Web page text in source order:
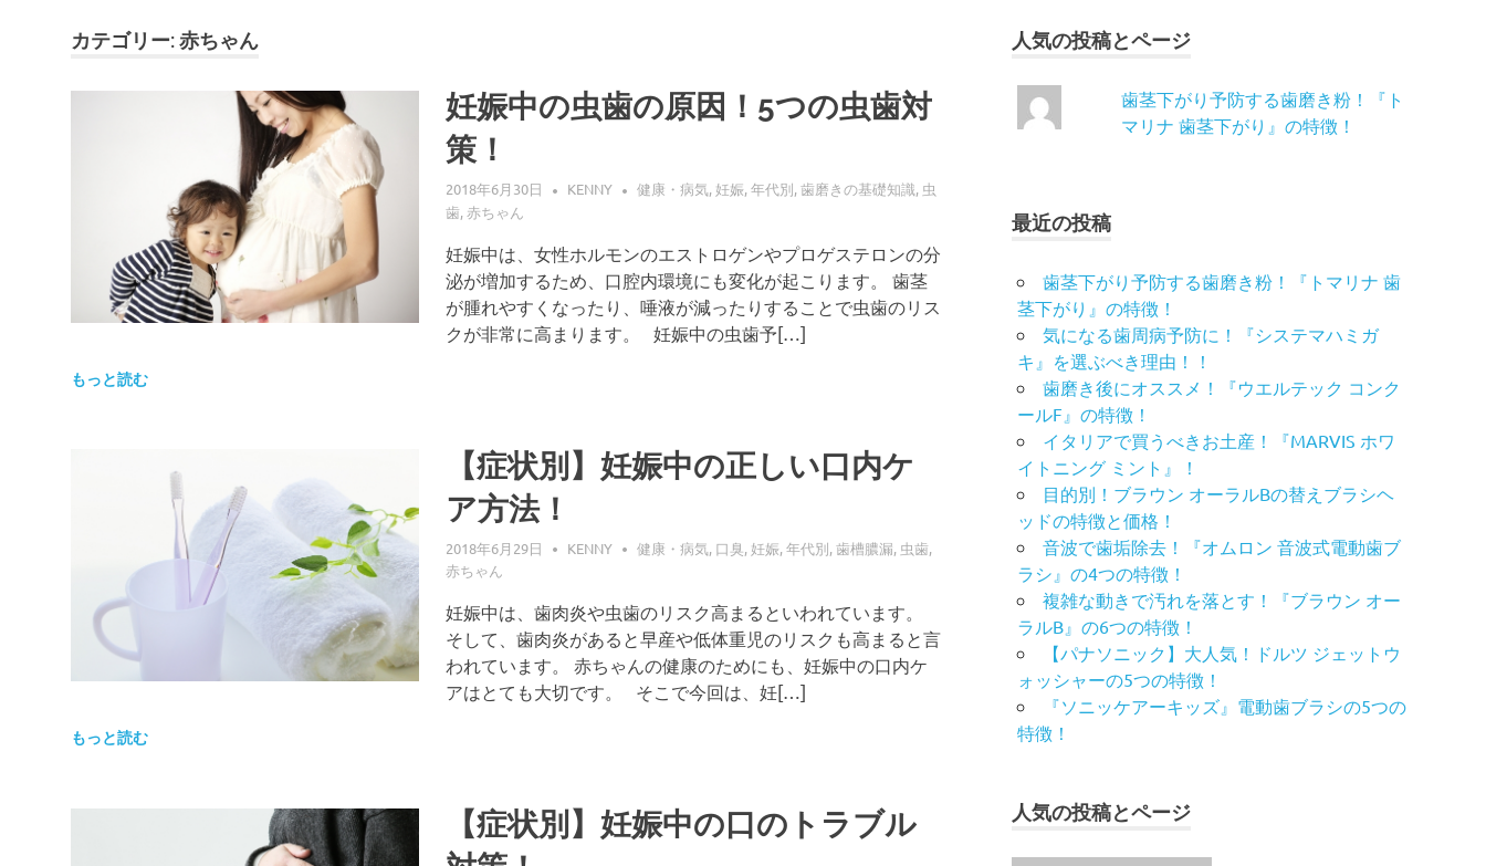
カテゴリー: 赤ちゃん
妊娠中の虫歯の原因！5つの虫歯対
策！
2018年6月30日 KENNY 健康・病気, 妊娠,年代別,歯磨きの基礎知識, 虫
歯,赤ちゃん
妊娠中は、女性ホルモンのエストロゲンやプロゲステロンの分
泌が増加するため、口腔内環境にも変化が起こります。 歯茎
が腫れやすくなったり、唾液が減ったりすることで虫歯のリス
クが非常に高まります。 妊娠中の虫歯予[…]
もっと読む
【症状別】妊娠中の正しい口内ケ
ア方法！
2018年6月29日 KENNY 健康・病気, 口臭, 妊娠,年代別,歯槽膿漏, 虫歯,
赤ちゃん
妊娠中は、歯肉炎や虫歯のリスク高まるといわれています。
そして、歯肉炎があると早産や低体重児のリスクも高まると言
われています。 赤ちゃんの健康のためにも、妊娠中の口内ケ
アはとても大切です。 そこで今回は、妊[…]
もっと読む
【症状別】妊娠中の口のトラブル
人気の投稿とページ
歯茎下がり予防する歯磨き粉！『ト
マリナ 歯茎下がり』の特徴！
最近の投稿
歯茎下がり予防する歯磨き粉！『トマリナ 歯
茎下がり』の特徴！
気になる歯周病予防に！『システマハミガ
キ』を選ぶべき理由！！
歯磨き後にオススメ！『ウエルテック コンク
ールF』の特徴！
イタリアで買うべきお土産！『MARVIS ホワ
イトニング ミント』！
目的別！ブラウン オーラルBの替えブラシヘ
ッドの特徴と価格！
音波で歯垢除去！『オムロン 音波式電動歯ブ
ラシ』の4つの特徴！
複雑な動きで汚れを落とす！『ブラウン オー
ラルB』の6つの特徴！
【パナソニック】大人気！ドルツ ジェットウ
ォッシャーの5つの特徴！
『ソニッケアーキッズ』電動歯ブラシの5つの
特徴！
人気の投稿とページ